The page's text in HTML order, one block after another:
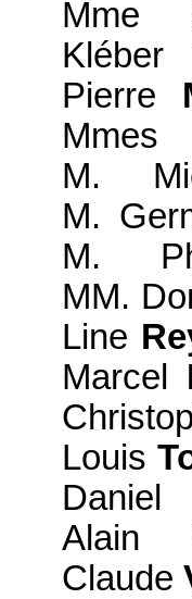
Mme
Kléber
Pierre
M.
M.
M.
MM.
Line
Marcel
Louis
Daniel
Alain
Claude